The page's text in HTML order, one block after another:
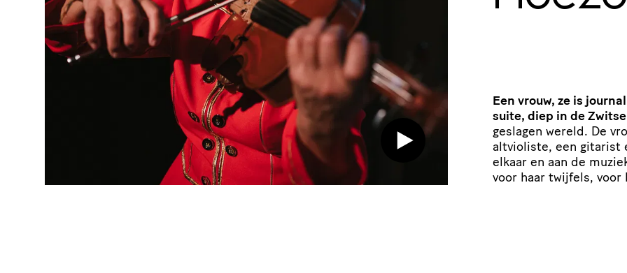
Een vrouw, ze is
suite, diep in de
geslagen wereld. De
altvioliste, een gitarist
elkaar en aan de
voor haar twijfels, voor